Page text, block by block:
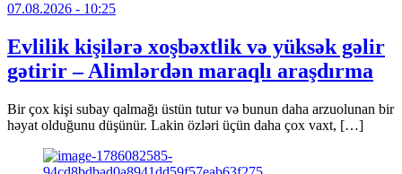
07.08.2026 - 10:25
Evlilik kişilərə xoşbəxtlik və yüksək gəlir
gətirir – Alimlərdən maraqlı araşdırma
Bir çox kişi subay qalmağı üstün tutur və bunun daha arzuolunan bir
həyat olduğunu düşünür. Lakin özləri üçün daha çox vaxt, […]